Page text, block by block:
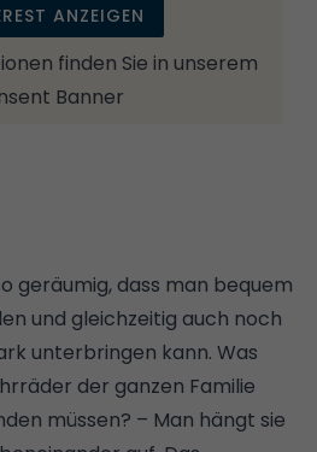
ANZEIGEN
finden Sie in unserem
Banner
geräumig, dass man bequem
und gleichzeitig auch noch
unterbringen kann. Was
der ganzen Familie
müssen? – Man hängt sie